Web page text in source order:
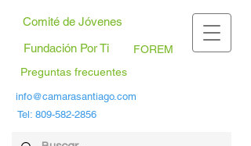
Tel: 809-582-2856
info@camarasantiago.com
FOREM
Comité de Jóvenes
Fundación Por Ti
Preguntas frecuentes